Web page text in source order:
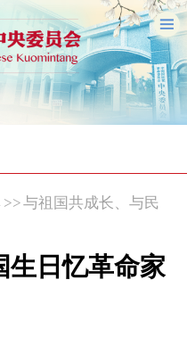
>>与祖国共成长、与民
生日忆革命家